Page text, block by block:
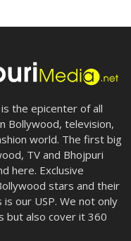
the epicenter of all
Bollywood, television,
world. The first big
TV and Bhojpuri
here. Exclusive
stars and their
our USP. We not only
but also cover it 360